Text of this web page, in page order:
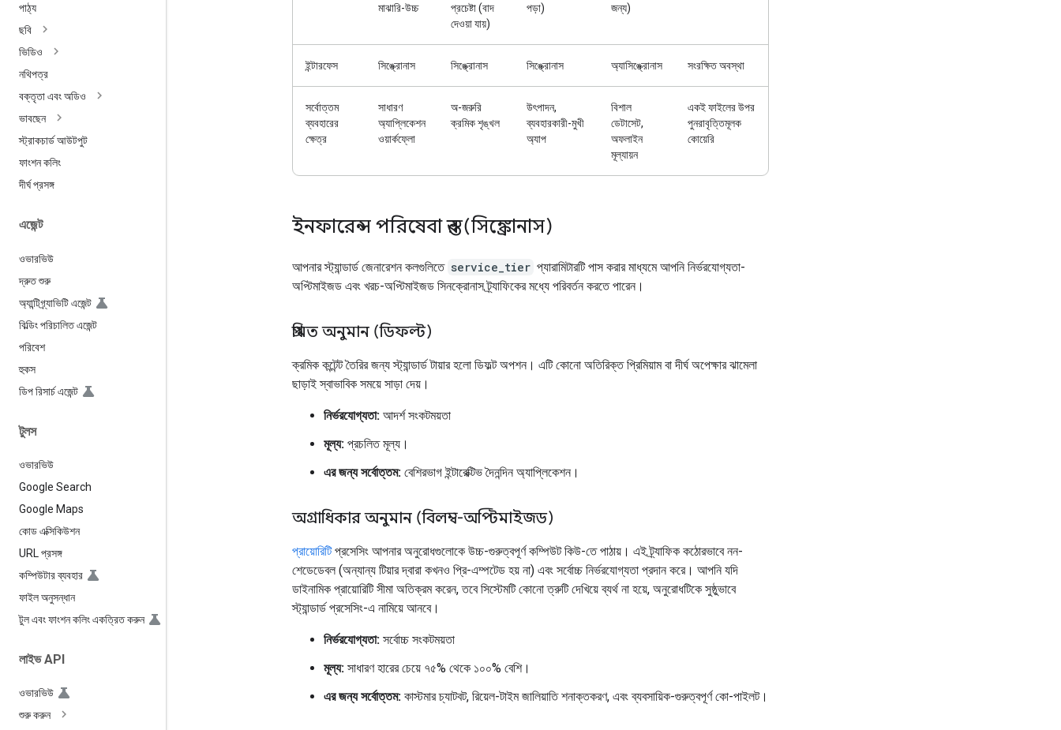
পাঠ্য
ছবি
ভিডিও
নথিপত্র
বক্তৃতা এবং অডিও
ভাবছেন
স্ট্রাকচার্ড আউটপুট
ফাংশন কলিং
দীর্ঘ প্রসঙ্গ
এজেন্ট
ওভারভিউ
দ্রুত শুরু
অ্যান্টিগ্র্যাভিটি এজেন্ট
বিল্ডিং পরিচালিত এজেন্ট
পরিবেশ
হুকস
ডিপ রিসার্চ এজেন্ট
টুলস
ওভারভিউ
Google Search
Google Maps
কোড এক্সিকিউশন
URL প্রসঙ্গ
কম্পিউটার ব্যবহার
ফাইল অনুসন্ধান
টুল এবং ফাংশন কলিং একত্রিত করুন
লাইভ API
ওভারভিউ
শুরু করুন
মাঝারি-উচ্চ
প্রচেষ্টা (বাদ
দেওয়া যায়)
পড়া)
জন্য)
ইন্টারফেস সিঙ্ক্রোনাস সিঙ্ক্রোনাস সিঙ্ক্রোনাস অ্যাসিঙ্ক্রোনাস সংরক্ষিত অবস্থা
সর্বোত্তম
ব্যবহারের
ক্ষেত্র
সাধারণ
অ্যাপ্লিকেশন
ওয়ার্কফ্লো
অ-জরুরি
ক্রমিক শৃঙ্খল
উৎপাদন,
ব্যবহারকারী-মুখী
অ্যাপ
বিশাল
ডেটাসেট,
অফলাইন
মূল্যায়ন
একই ফাইলের উপর
পুনরাবৃত্তিমূলক
কোয়েরি
ইনফারেন্স পরিষেবা স্তর (সিঙ্ক্রোনাস)
আপনার স্ট্যান্ডার্ড জেনারেশন কলগুলিতে service_tier প্যারামিটারটি পাস করার মাধ্যমে আপনি নির্ভরযোগ্যতা-
অপ্টিমাইজড এবং খরচ-অপ্টিমাইজড সিনক্রোনাস ট্র্যাফিকের মধ্যে পরিবর্তন করতে পারেন।
প্রমিত অনুমান (ডিফল্ট)
ক্রমিক কন্টেন্ট তৈরির জন্য স্ট্যান্ডার্ড টায়ার হলো ডিফল্ট অপশন। এটি কোনো অতিরিক্ত প্রিমিয়াম বা দীর্ঘ অপেক্ষার ঝামেলা
ছাড়াই স্বাভাবিক সময়ে সাড়া দেয়।
নির্ভরযোগ্যতা: আদর্শ সংকটময়তা
মূল্য: প্রচলিত মূল্য।
এর জন্য সর্বোত্তম: বেশিরভাগ ইন্টারেক্টিভ দৈনন্দিন অ্যাপ্লিকেশন।
অগ্রাধিকার অনুমান (বিলম্ব-অপ্টিমাইজড)
প্রায়োরিটিপ্রসেসিং আপনার অনুরোধগুলোকে উচ্চ-গুরুত্বপূর্ণ কম্পিউট কিউ-তে পাঠায়। এই ট্র্যাফিক কঠোরভাবে নন-
শেডেডেবল (অন্যান্য টিয়ার দ্বারা কখনও প্রি-এম্পটেড হয় না) এবং সর্বোচ্চ নির্ভরযোগ্যতা প্রদান করে। আপনি যদি
ডাইনামিক প্রায়োরিটি সীমা অতিক্রম করেন, তবে সিস্টেমটি কোনো ত্রুটি দেখিয়ে ব্যর্থ না হয়ে, অনুরোধটিকে সুষ্ঠুভাবে
স্ট্যান্ডার্ড প্রসেসিং-এ নামিয়ে আনবে।
নির্ভরযোগ্যতা: সর্বোচ্চ সংকটময়তা
মূল্য: সাধারণ হারের চেয়ে ৭৫% থেকে ১০০% বেশি।
এর জন্য সর্বোত্তম: কাস্টমার চ্যাটবট, রিয়েল-টাইম জালিয়াতি শনাক্তকরণ, এবং ব্যবসায়িক-গুরুত্বপূর্ণ কো-পাইলট।